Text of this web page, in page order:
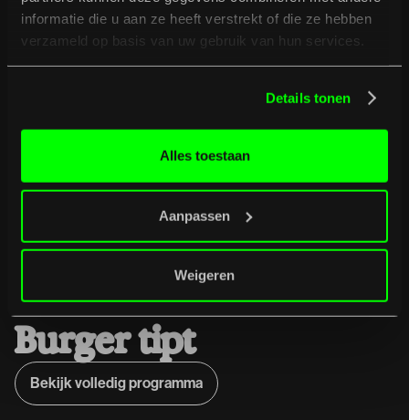
informatie die u aan ze heeft verstrekt of die ze hebben
verzameld op basis van uw gebruik van hun services.
Details tonen
Alles toestaan
Aanpassen
Weigeren
Let op: de tickets kosten €24,50 in de
voorverkoop en €29,50 aan de deur.
Burger tipt
Bekijk volledig programma